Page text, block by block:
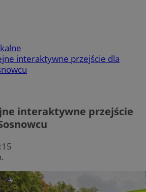
interaktywne przejście dla
interaktywne przejście